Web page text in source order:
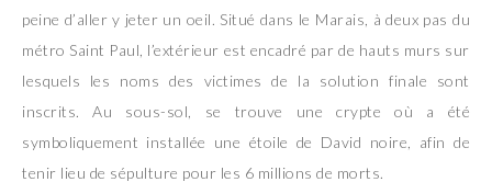
peine d’aller y jeter un oeil. Situé dans le Marais, à deux pas du
métro Saint Paul, l’extérieur est encadré par de hauts murs sur
lesquels les noms des victimes de la solution finale sont
inscrits. Au sous-sol, se trouve une crypte où a été
symboliquement installée une étoile de David noire, afin de
tenir lieu de sépulture pour les 6 millions de morts.